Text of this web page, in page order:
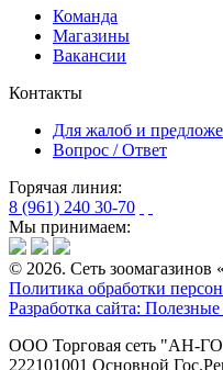
Команда
Магазины
Вакансии
Контакты
Для жалоб и
Вопрос / Ответ
Горячая линия:
8 (961) 240 30-70
Мы принимаем:
© 2026. Сеть зоомагазинов
Политика обработки
Разработка сайта:
ООО Торговая сеть "АН-
222101001 Основной